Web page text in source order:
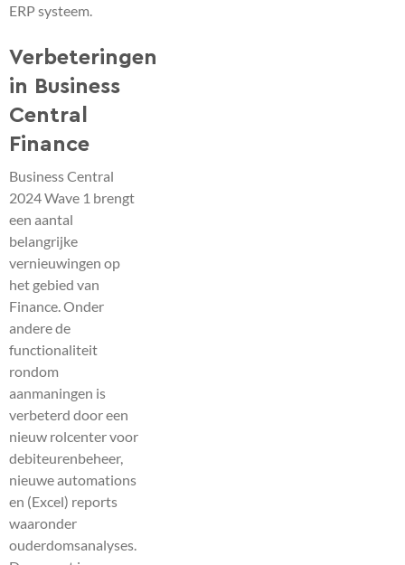
ERP systeem.
Verbeteringen
in Business
Central
Finance
Business Central
2024 Wave 1 brengt
een aantal
belangrijke
vernieuwingen op
het gebied van
Finance. Onder
andere de
functionaliteit
rondom
aanmaningen is
verbeterd door een
nieuw rolcenter voor
debiteurenbeheer,
nieuwe automations
en (Excel) reports
waaronder
ouderdomsanalyses.